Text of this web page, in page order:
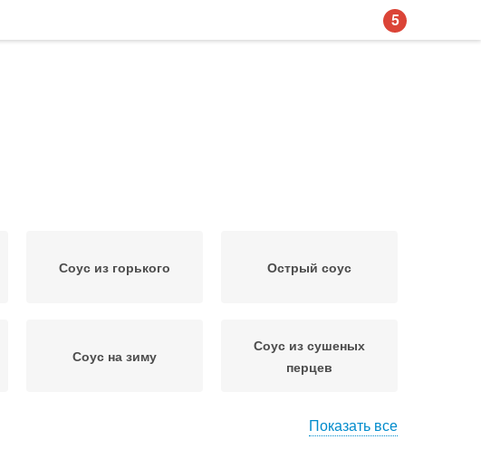
Соус из горького Острый соус
Соус на зиму
Соус из сушеных
перцев
Показать все
5